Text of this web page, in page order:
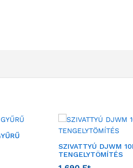
SZIVATTYÚ DJWM
TENGELYTÖMÍTÉS